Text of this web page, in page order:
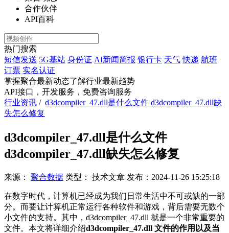
合作伙伴
API百科
热门搜索
短信发送 5G基站 身份证 AI新闻简报 银行卡 天气 快递 航班
订票 实名认证
掌握聚合最新动态了解行业最新趋势
API接口，开发服务，免费咨询服务
行业资讯 / d3dcompiler_47.dll是什么文件 d3dcompiler_47.dll缺
失怎么修复
d3dcompiler_47.dll是什么文件
d3dcompiler_47.dll缺失怎么修复
来源： 聚合数据 类型： 技术文章 发布： 2024-11-26 15:25:18
在数字时代，计算机已经成为我们日常生活中不可或缺的一部
分。而要让计算机正常运行各种软件和游戏，背后需要无数个
小文件的支持。其中，d3dcompiler_47.dll 就是一个非常重要的
文件。本文将详细介绍d3dcompiler_47.dll 文件的作用以及当